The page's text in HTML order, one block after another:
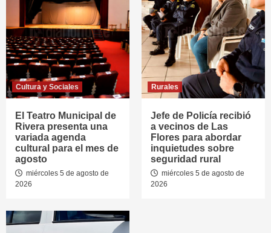
Cultura y Sociales
El Teatro Municipal de
Rivera presenta una
variada agenda
cultural para el mes de
agosto
miércoles 5 de agosto de
2026
Rurales
Jefe de Policía recibió
a vecinos de Las
Flores para abordar
inquietudes sobre
seguridad rural
miércoles 5 de agosto de
2026